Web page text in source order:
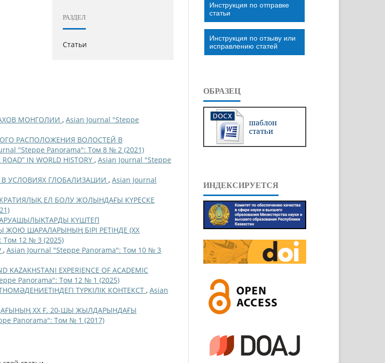
РАЗДЕЛ
Статьи
МОНГОЛИИ , Asian Journal "Steppe
РАСПОЛОЖЕНИЯ ВОЛОСТЕЙ В
"Steppe Panorama": Том 8 № 2 (2021)
IN WORLD HISTORY , Asian Journal "Steppe
УСЛОВИЯХ ГЛОБАЛИЗАЦИИ , Asian Journal
ЕЛ БОЛУ ЖОЛЫНДАҒЫ КҮРЕСКЕ
КҮШТЕП
ШАРАЛАРЫНЫҢ БІРІ РЕТІНДЕ (ХХ
Том 12 № 3 (2025)
, Asian Journal "Steppe Panorama": Том 10 № 3
KAZAKHSTANI EXPERIENCE OF ACADEMIC
Panorama": Том 12 № 1 (2025)
ТҮРКІЛІК КОНТЕКСТ , Asian
ХХ Ғ. 20-ШЫ ЖЫЛДАРЫНДАҒЫ
Panorama": Том № 1 (2017)
Инструкция по отправке
статьи
Инструкция по отзыву или
исправлению статей
ОБРАЗЕЦ
ИНДЕКСИРУЕТСЯ